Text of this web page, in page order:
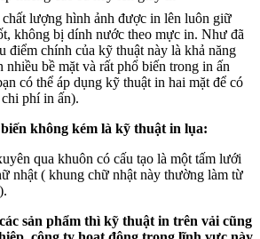
lượng hình ảnh được in lên luôn giữ
không bị dính nước theo mực in. Như đã
điểm chính của kỹ thuật này là khả năng
nhiều bề mặt và rất phổ biến trong in ấn
có thể áp dụng kỹ thuật in hai mặt để có
phí in ấn).
không kém là kỹ thuật in lụa:
qua khuôn có cấu tạo là một tấm lưới
nhật ( khung chữ nhật này thường làm từ
sản phẩm thì kỹ thuật in trên vải cũng